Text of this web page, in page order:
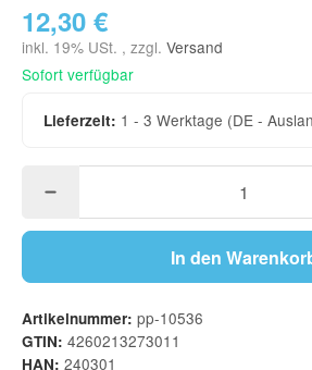
12,30 €
inkl. 19% USt. , zzgl. Versand
Sofort verfügbar
Lieferzeit: 1 - 3 Werktage (DE -
In den
Artikelnummer: pp-10536
GTIN: 4260213273011
HAN: 240301